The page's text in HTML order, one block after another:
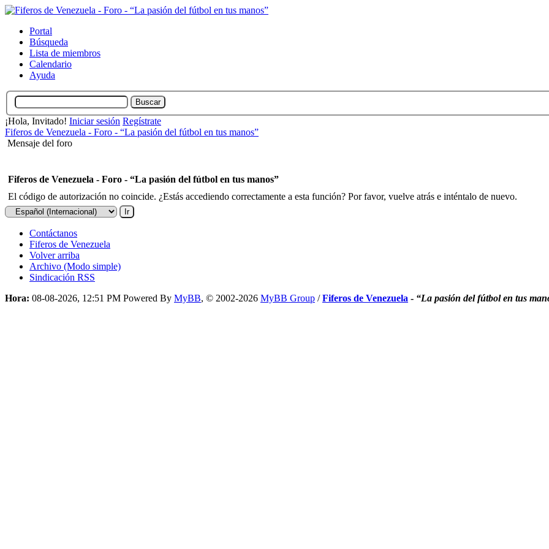
Portal
Búsqueda
Lista de miembros
Calendario
Ayuda
¡Hola, Invitado! Iniciar sesión Regístrate
Fiferos de Venezuela - Foro - “La pasión del fútbol en tus manos”
Mensaje del foro
Fiferos de Venezuela - Foro - “La pasión del fútbol en tus manos”
El código de autorización no coincide. ¿Estás accediendo correctamente a esta función? Por favor, vuelve atrás e inténtalo de nuevo.
Contáctanos
Fiferos de Venezuela
Volver arriba
Archivo (Modo simple)
Sindicación RSS
Hora: 08-08-2026, 12:51 PM Powered By MyBB, © 2002-2026 MyBB Group /Fiferos de Venezuela - “La pasión del fútbol en tus